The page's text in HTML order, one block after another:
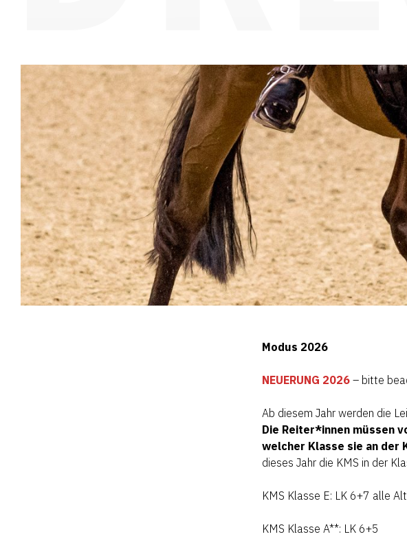
Modus 2026
NEUERUNG 2026 – bitte
Ab diesem Jahr werden die
Die Reiter*innen müssen
welcher Klasse sie an der
dieses Jahr die KMS in der
KMS Klasse E: LK 6+7 alle
KMS Klasse A**: LK 6+5